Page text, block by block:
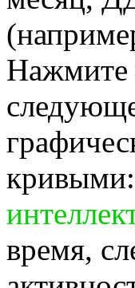
Нажмите
время,